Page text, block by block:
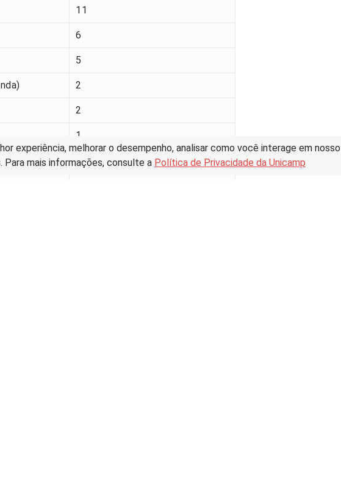
experiência, melhorar o desempenho, analisar como você interage em
mais informações, consulte a Política de Privacidade da Unicamp
11
6
5
2
2
1
1